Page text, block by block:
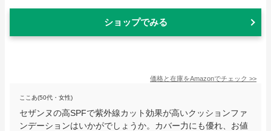
ショップでみる
価格と在庫をAmazonでチェック >>
ここあ(50代・女性)
セザンヌの高SPFで紫外線カット効果が高いクッションファ
ンデーションはいかがでしょうか。カバー力にも優れ、お値